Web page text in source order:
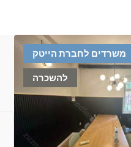
משרדים לחברת הייטק
להשכרה